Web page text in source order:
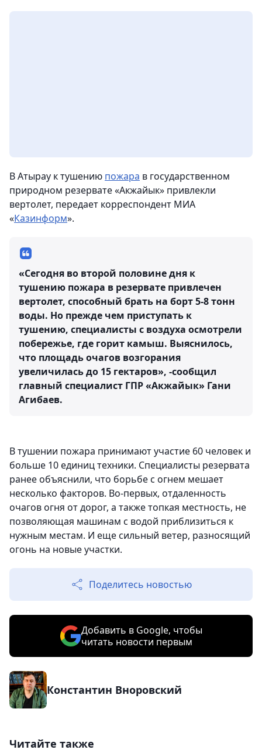
В Атырау к тушению пожара в государственном
природном резервате «Акжайык» привлекли
вертолет, передает корреспондент МИА
«Казинформ».
«Сегодня во второй половине дня к
тушению пожара в резервате привлечен
вертолет, способный брать на борт 5-8 тонн
воды. Но прежде чем приступать к
тушению, специалисты с воздуха осмотрели
побережье, где горит камыш. Выяснилось,
что площадь очагов возгорания
увеличилась до 15 гектаров», -сообщил
главный специалист ГПР «Акжайык» Гани
Агибаев.
В тушении пожара принимают участие 60 человек и
больше 10 единиц техники. Специалисты резервата
ранее объяснили, что борьбе с огнем мешает
несколько факторов. Во-первых, отдаленность
очагов огня от дорог, а также топкая местность, не
позволяющая машинам с водой приблизиться к
нужным местам. И еще сильный ветер, разносящий
огонь на новые участки.
Поделитесь новостью
Добавить в Google, чтобы
читать новости первым
Константин Вноровский
Читайте также